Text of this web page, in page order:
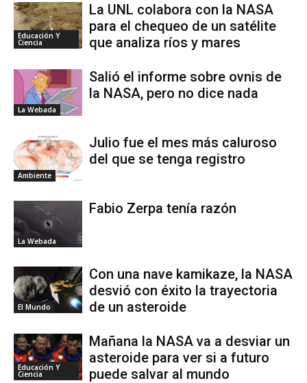
Educación Y
Ciencia
La UNL colabora con la NASA
para el chequeo de un satélite
que analiza ríos y mares
La Webada
Salió el informe sobre ovnis de
la NASA, pero no dice nada
Ambiente
Julio fue el mes más caluroso
del que se tenga registro
La Webada
Fabio Zerpa tenía razón
El Mundo
Con una nave kamikaze, la NASA
desvió con éxito la trayectoria
de un asteroide
Educación Y
Ciencia
Mañana la NASA va a desviar un
asteroide para ver si a futuro
puede salvar al mundo